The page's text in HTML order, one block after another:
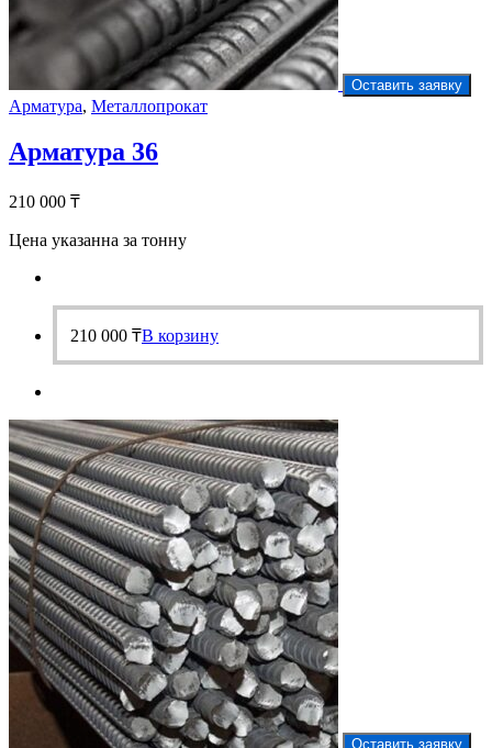
Оставить заявку
Арматура, Металлопрокат
Арматура 36
210 000 ₸
Цена указанна за тонну
210 000 ₸В корзину
Оставить заявку